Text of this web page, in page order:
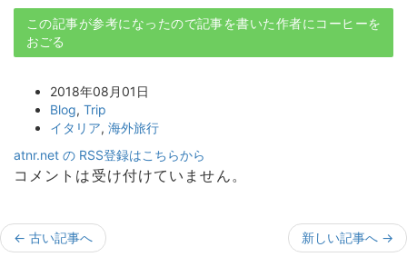
この記事が参考になったので記事を書いた作者にコーヒーを
おごる
2018年08月01日
Blog, Trip
イタリア, 海外旅行
atnr.net の RSS登録はこちらから
コメントは受け付けていません。
← 古い記事へ 新しい記事へ →